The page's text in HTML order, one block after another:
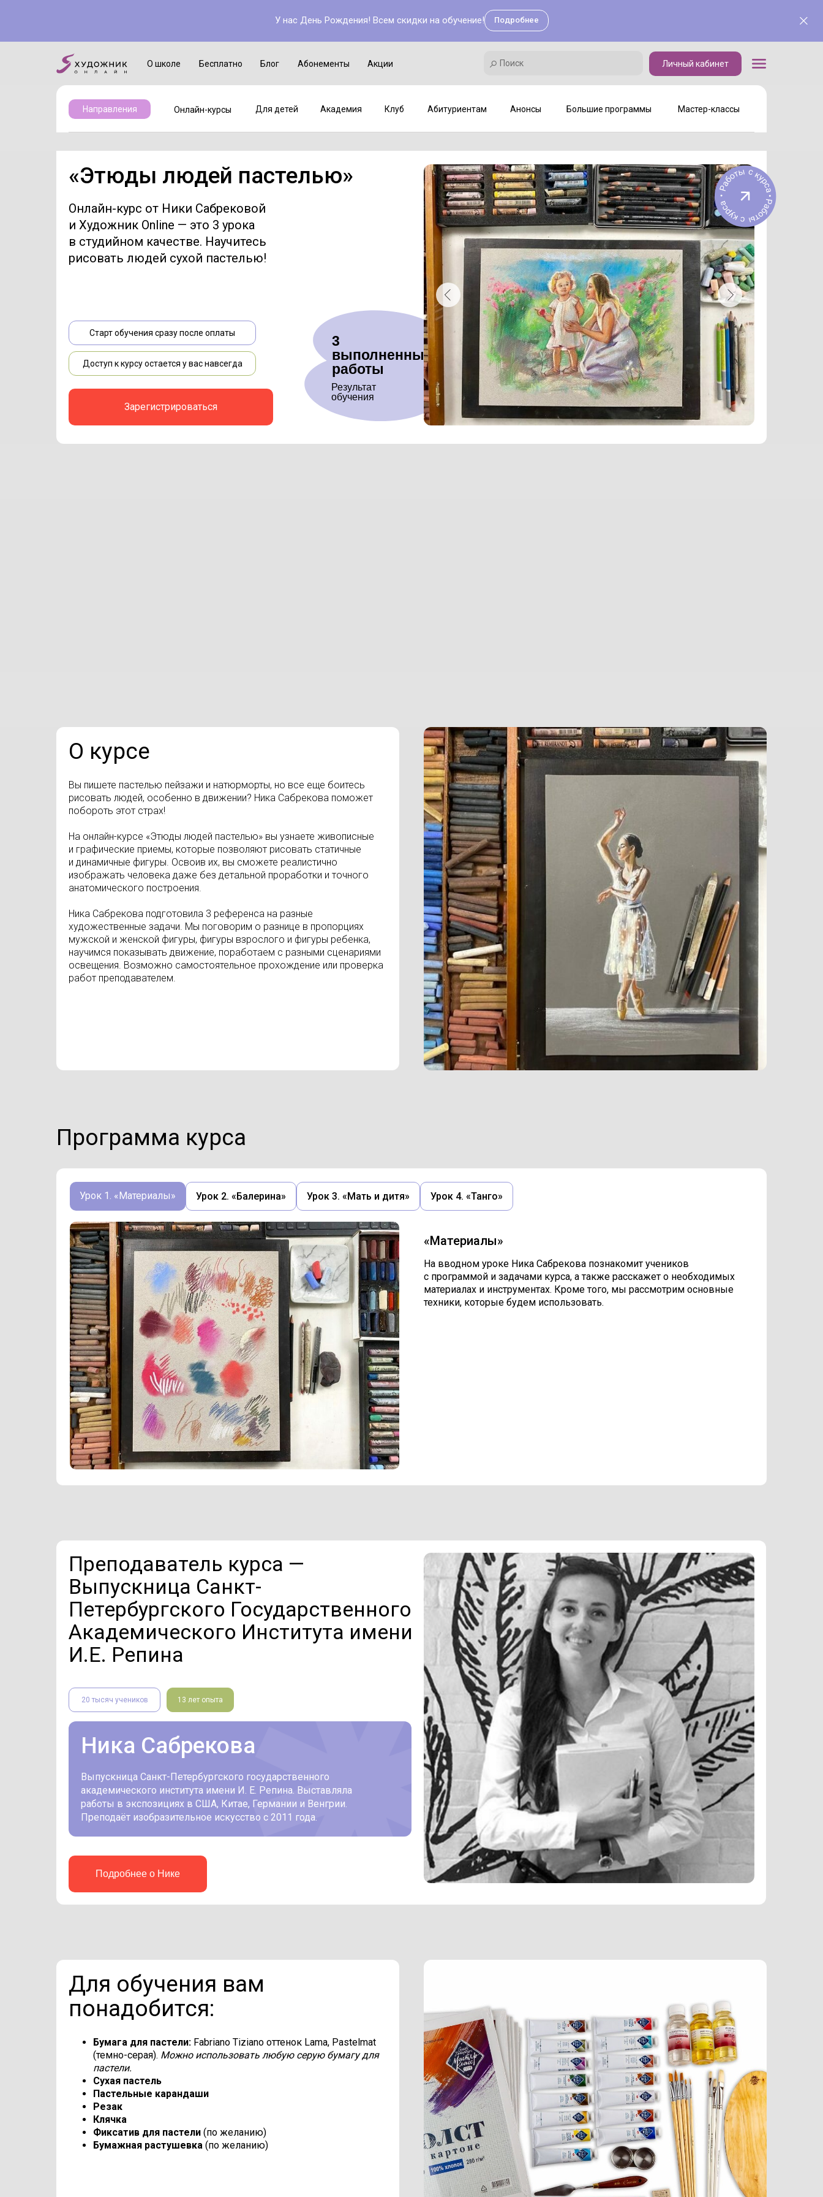
У нас День Рождения! Всем скидки на обучение! Подробнее
Блог Акции
Абонементы
О школе Бесплатно Личный кабинет
Поиск
Мастер-классы
Для детей Академия Клуб Абитуриентам Анонсы Большие программы
Онлайн-курсы
Направления
Поиск
Академия Клуб Мастер-классы
«Этюды людей пастелью»
Онлайн-курс от Ники Сабрековой
и Художник Online — это 3 урока
в студийном качестве. Научитесь
рисовать людей сухой пастелью!
Зарегистрироваться
Доступ к курсу остается у вас навсегда
Результат
обучения
Старт обучения сразу после оплаты
3
выполненные
работы
О курсе
Вы пишете пастелью пейзажи и натюрморты, но все еще боитесь
рисовать людей, особенно в движении? Ника Сабрекова поможет
побороть этот страх!
На онлайн-курсе «Этюды людей пастелью» вы узнаете живописные
и графические приемы, которые позволяют рисовать статичные
и динамичные фигуры. Освоив их, вы сможете реалистично
изображать человека даже без детальной проработки и точного
анатомического построения.
Ника Сабрекова подготовила 3 референса на разные
художественные задачи. Мы поговорим о разнице в пропорциях
мужской и женской фигуры, фигуры взрослого и фигуры ребенка,
научимся показывать движение, поработаем с разными сценариями
освещения. Возможно самостоятельное прохождение или проверка
работ преподавателем.
Программа курса
Урок 1. «Материалы» Урок 2. «Балерина» Урок 3. «Мать и дитя» Урок 4. «Танго»
«Материалы»
На вводном уроке Ника Сабрекова познакомит учеников
с программой и задачами курса, а также расскажет о необходимых
материалах и инструментах. Кроме того, мы рассмотрим основные
техники, которые будем использовать.
Преподаватель курса —
Выпускница Санкт-
Петербургского Государственного
Академического Института имени
И.Е. Репина
Выпускница Санкт-Петербургского государственного
академического института имени И. Е. Репина. Выставляла
работы в экспозициях в США, Китае, Германии и Венгрии.
Преподаёт изобразительное искусство с 2011 года.
Ника Сабрекова
20 тысяч учеников 13 лет опыта
Подробнее о Нике
Для обучения вам
понадобится:
Бумага для пастели: Fabriano Tiziano оттенок Lama, Pastelmat
(темно-серая). Можно использовать любую серую бумагу для
пастели.
Сухая пастель
Пастельные карандаши
Резак
Клячка
Фиксатив для пастели (по желанию)
Бумажная растушевка (по желанию)